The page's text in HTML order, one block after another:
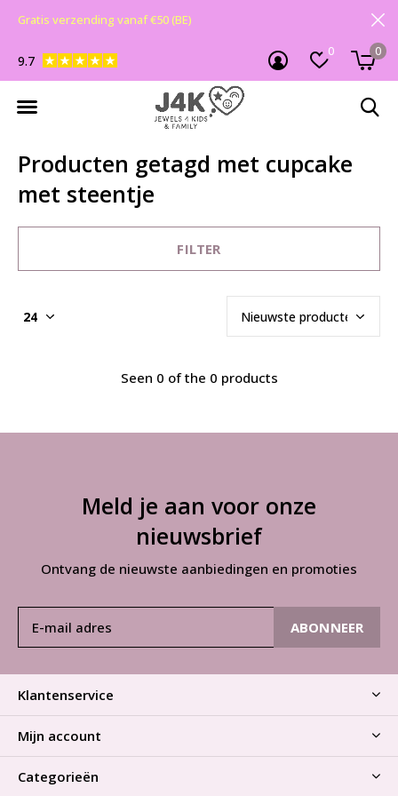
0 0
9.7
Gratis verzending vanaf €50 (BE)
Producten getagd met cupcake
met steentje
FILTER
Seen 0 of the 0 products
Meld je aan voor onze
nieuwsbrief
Ontvang de nieuwste aanbiedingen en promoties
ABONNEER
Klantenservice
Mijn account
Categorieën